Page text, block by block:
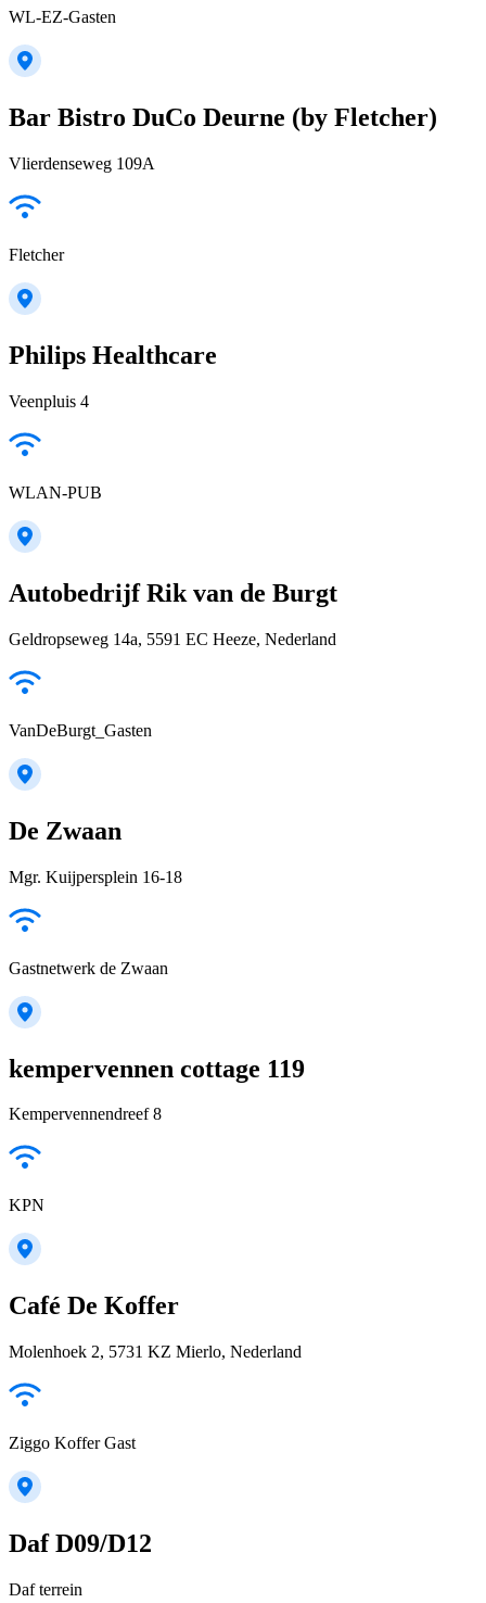
WL-EZ-Gasten
Bar Bistro DuCo Deurne (by Fletcher)
Vlierdenseweg 109A
Fletcher
Philips Healthcare
Veenpluis 4
WLAN-PUB
Autobedrijf Rik van de Burgt
Geldropseweg 14a, 5591 EC Heeze, Nederland
VanDeBurgt_Gasten
De Zwaan
Mgr. Kuijpersplein 16-18
Gastnetwerk de Zwaan
kempervennen cottage 119
Kempervennendreef 8
KPN
Café De Koffer
Molenhoek 2, 5731 KZ Mierlo, Nederland
Ziggo Koffer Gast
Daf D09/D12
Daf terrein